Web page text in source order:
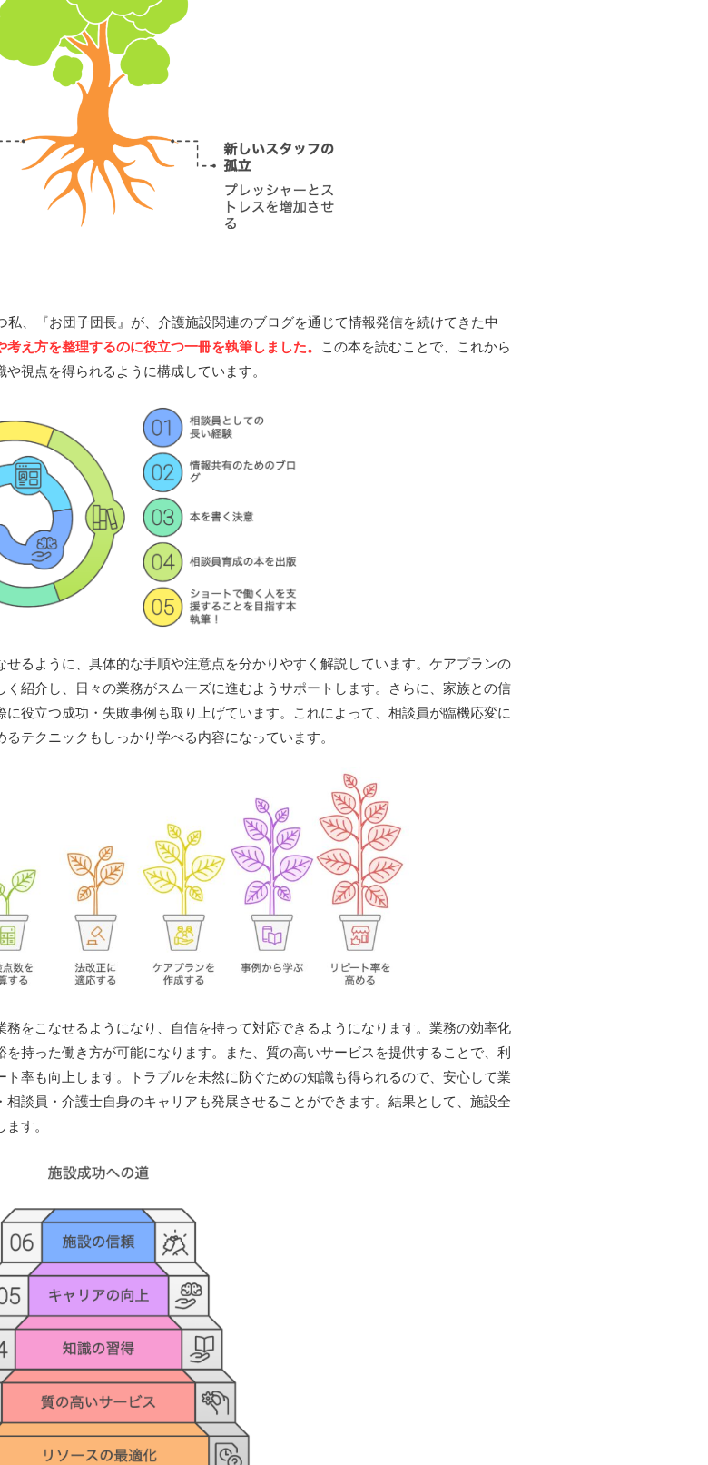
、『お団子団長』が、介護施設関連のブログを通じて情報発信を続けてきた中
え方を整理するのに役立つ一冊を執筆しました。 この本を読むことで、これから
視点を得られるように構成しています。
るように、具体的な手順や注意点を分かりやすく解説しています。ケアプランの
紹介し、日々の業務がスムーズに進むようサポートします。さらに、家族との信
役立つ成功・失敗事例も取り上げています。これによって、相談員が臨機応変に
テクニックもしっかり学べる内容になっています。
をこなせるようになり、自信を持って対応できるようになります。業務の効率化
持った働き方が可能になります。また、質の高いサービスを提供することで、利
率も向上します。トラブルを未然に防ぐための知識も得られるので、安心して業
談員・介護士自身のキャリアも発展させることができます。結果として、施設全
す。